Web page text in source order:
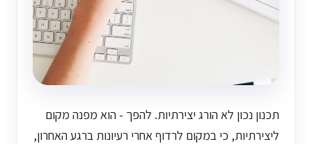
תכנון נכון לא הורג יצירתיות. להפך - הוא מפנה מקום
ליצירתיות, כי במקום לרדוף אחרי רעיונות ברגע האחרון,